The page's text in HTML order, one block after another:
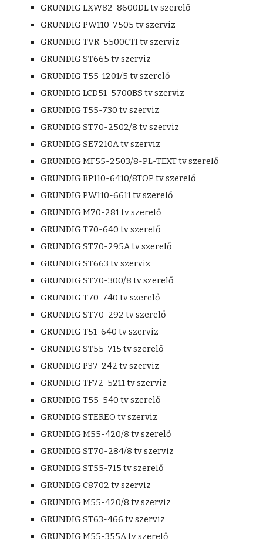
GRUNDIG LXW82-8600DL tv szerelő
GRUNDIG PW110-7505 tv szerviz
GRUNDIG TVR-5500CTI tv szerviz
GRUNDIG ST665 tv szerviz
GRUNDIG T55-1201/5 tv szerelő
GRUNDIG LCD51-5700BS tv szerviz
GRUNDIG T55-730 tv szerviz
GRUNDIG ST70-2502/8 tv szerviz
GRUNDIG SE7210A tv szerviz
GRUNDIG MF55-2503/8-PL-TEXT tv szerelő
GRUNDIG RP110-6410/8TOP tv szerelő
GRUNDIG PW110-6611 tv szerelő
GRUNDIG M70-281 tv szerelő
GRUNDIG T70-640 tv szerelő
GRUNDIG ST70-295A tv szerelő
GRUNDIG ST663 tv szerviz
GRUNDIG ST70-300/8 tv szerelő
GRUNDIG T70-740 tv szerelő
GRUNDIG ST70-292 tv szerelő
GRUNDIG T51-640 tv szerviz
GRUNDIG ST55-715 tv szerelő
GRUNDIG P37-242 tv szerviz
GRUNDIG TF72-5211 tv szerviz
GRUNDIG T55-540 tv szerelő
GRUNDIG STEREO tv szerviz
GRUNDIG M55-420/8 tv szerelő
GRUNDIG ST70-284/8 tv szerviz
GRUNDIG ST55-715 tv szerelő
GRUNDIG C8702 tv szerviz
GRUNDIG M55-420/8 tv szerviz
GRUNDIG ST63-466 tv szerviz
GRUNDIG M55-355A tv szerelő